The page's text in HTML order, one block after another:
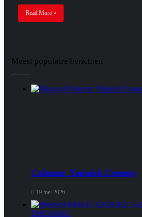
Read More »
Meest populaire berichten
Column: Yannick Coenen
19 mei 2026